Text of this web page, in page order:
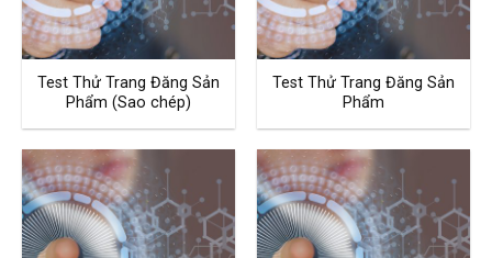
Test Thử Trang Đăng Sản
Phẩm (Sao chép)
Test Thử Trang Đăng Sản
Phẩm